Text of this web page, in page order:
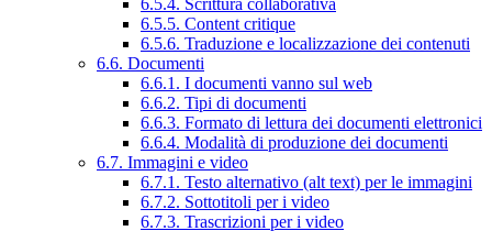
6.5.4. Scrittura collaborativa
6.5.5. Content critique
6.5.6. Traduzione e localizzazione dei contenuti
6.6. Documenti
6.6.1. I documenti vanno sul web
6.6.2. Tipi di documenti
6.6.3. Formato di lettura dei documenti elettronici
6.6.4. Modalità di produzione dei documenti
6.7. Immagini e video
6.7.1. Testo alternativo (alt text) per le immagini
6.7.2. Sottotitoli per i video
6.7.3. Trascrizioni per i video